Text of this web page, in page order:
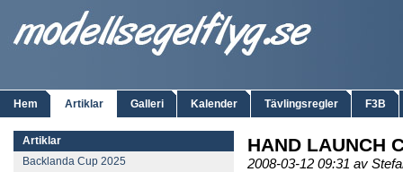
Hem Artiklar Galleri Kalender Tävlingsregler F3B
Artiklar
Backlanda Cup 2025
HAND LAUNCH
2008-03-12 09:31 av